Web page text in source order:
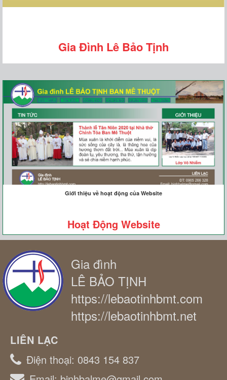
Gia Đình Lê Bảo Tịnh
Giới thiệu về hoạt động của Website
Hoạt Động Website
Gia đình
LÊ BẢO TỊNH
https://lebaotinhbmt.com
https://lebaotinhbmt.net
LIÊN LẠC
Điện thoại: 0843 154 837